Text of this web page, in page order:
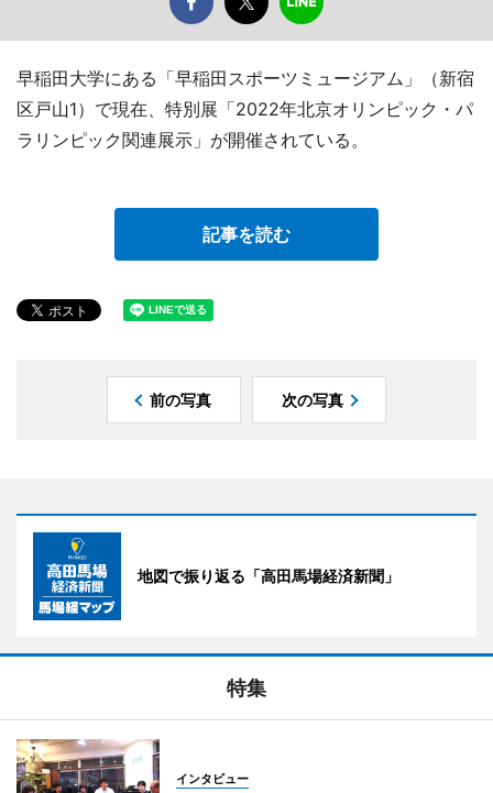
早稲田大学にある「早稲田スポーツミュージアム」（新宿
区戸山1）で現在、特別展「2022年北京オリンピック・パ
ラリンピック関連展示」が開催されている。
記事を読む
前の写真 次の写真
地図で振り返る「高田馬場経済新聞」
特集
インタビュー